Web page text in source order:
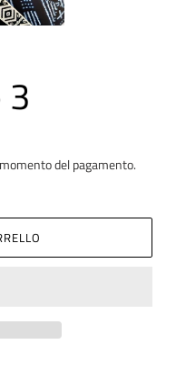
del pagamento.